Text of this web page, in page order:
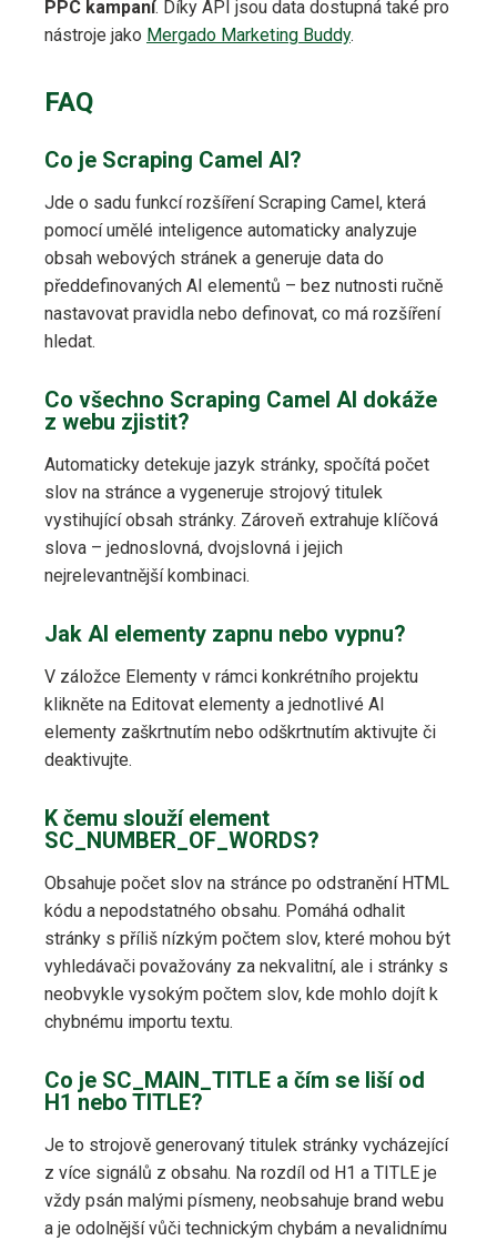
PPC kampaní. Díky API jsou data dostupná také pro
nástroje jako Mergado Marketing Buddy.
FAQ
Co je Scraping Camel AI?
Jde o sadu funkcí rozšíření Scraping Camel, která
pomocí umělé inteligence automaticky analyzuje
obsah webových stránek a generuje data do
předdefinovaných AI elementů – bez nutnosti ručně
nastavovat pravidla nebo definovat, co má rozšíření
hledat.
Co všechno Scraping Camel AI dokáže
z webu zjistit?
Automaticky detekuje jazyk stránky, spočítá počet
slov na stránce a vygeneruje strojový titulek
vystihující obsah stránky. Zároveň extrahuje klíčová
slova – jednoslovná, dvojslovná i jejich
nejrelevantnější kombinaci.
Jak AI elementy zapnu nebo vypnu?
V záložce Elementy v rámci konkrétního projektu
klikněte na Editovat elementy a jednotlivé AI
elementy zaškrtnutím nebo odškrtnutím aktivujte či
deaktivujte.
K čemu slouží element
SC_NUMBER_OF_WORDS?
Obsahuje počet slov na stránce po odstranění HTML
kódu a nepodstatného obsahu. Pomáhá odhalit
stránky s příliš nízkým počtem slov, které mohou být
vyhledávači považovány za nekvalitní, ale i stránky s
neobvykle vysokým počtem slov, kde mohlo dojít k
chybnému importu textu.
Co je SC_MAIN_TITLE a čím se liší od
H1 nebo TITLE?
Je to strojově generovaný titulek stránky vycházející
z více signálů z obsahu. Na rozdíl od H1 a TITLE je
vždy psán malými písmeny, neobsahuje brand webu
a je odolnější vůči technickým chybám a nevalidnímu